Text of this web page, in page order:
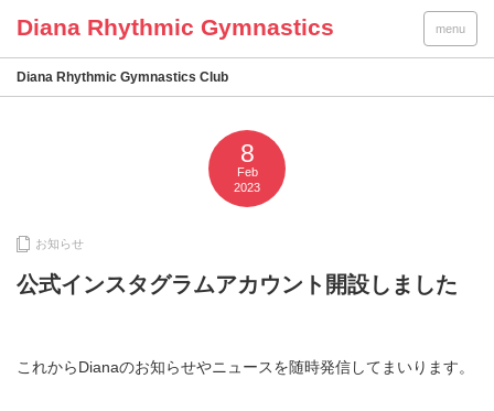
menu
Diana Rhythmic Gymnastics Club
8
Feb
2023
お知らせ
公式インスタグラムアカウント開設しました
これからDianaのお知らせやニュースを随時発信してまいります。